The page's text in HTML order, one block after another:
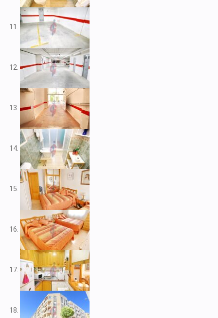
V2160
V2161
V2163
V2165
V2172
V2177
V2178
V2183
V2187
V2192
V2199
V2208
V2209
V2212
V2217
V2221
V2222
V2223
V2224
V2226
V2228
V2230
V2232
V2235
V2237
V2239
V2240
V2241
V2243
V2246
V2248
V2253
V2255
V2258